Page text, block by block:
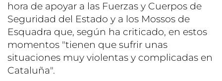
hora de apoyar a las Fuerzas y Cuerpos de
Seguridad del Estado y a los Mossos de
Esquadra que, según ha criticado, en estos
momentos "tienen que sufrir unas
situaciones muy violentas y complicadas en
Cataluña".